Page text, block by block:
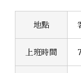
地點
上班時間